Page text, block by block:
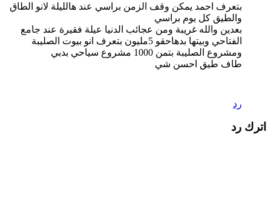
بتعرف احمد يمكن وقف الزمن براسي عند هالليلة لانو الطاق
والطيق كل يوم براسي
بعدين والله غريبة ومن عجائب الدنيا عيلة فقيرة عند جامع
الفتاحي وبيتها بدهاحقو 5مليون بتعرف انو بيوت الصليبة
ومشروع الصليبة بتمن 1000 مشروع سياحي بدبي
طاف طيق احسن شي
رد
اترك رد